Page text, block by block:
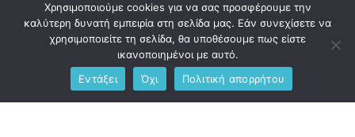
Επίσκεψη Κώστα Λύρου στην αδελφοποιημένη
πόλη της Τρίπολης
pitkostas 28 Μαρτίου, 2023
Ο Δήμαρχος Δήμου Ι.Π. Μεσολογγίου, Κώστας Λύρος
Χρησιμοποιούμε cookies για να σας προσφέρουμε την
καλύτερη δυνατή εμπειρία στη σελίδα μας. Εάν συνεχίσετε να
χρησιμοποιείτε τη σελίδα, θα υποθέσουμε πως είστε
ικανοποιημένοι με αυτό.
Εντάξει
Όχι Πολιτική απορρήτου